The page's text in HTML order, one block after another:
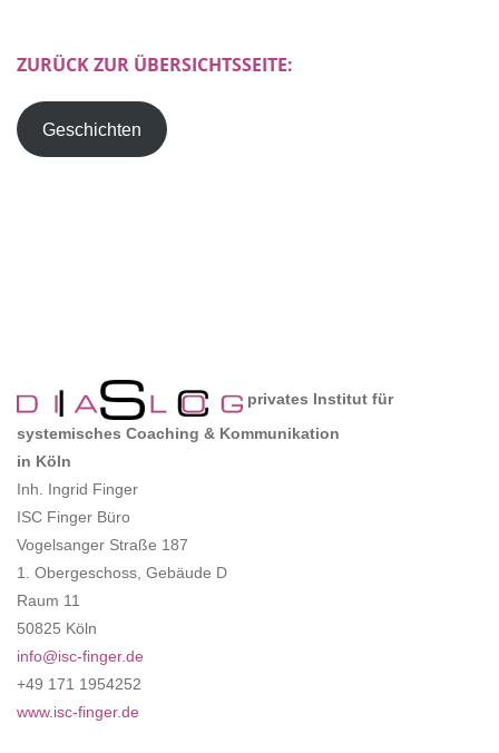
ZURÜCK ZUR ÜBERSICHTSSEITE:
Geschichten
privates Institut für
systemisches Coaching & Kommunikation
in Köln
Inh. Ingrid Finger
ISC Finger Büro
Vogelsanger Straße 187
1. Obergeschoss, Gebäude D
Raum 11
50825 Köln
info@isc-finger.de
+49 171 1954252
www.isc-finger.de